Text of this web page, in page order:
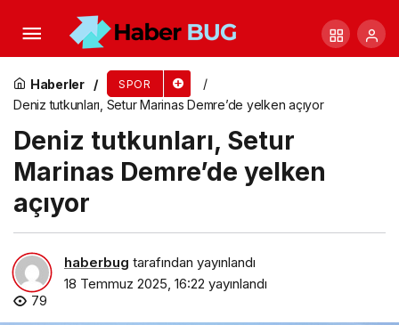
Haberler SPOR
Deniz tutkunları, Setur Marinas Demre’de yelken açıyor
Deniz tutkunları, Setur
Marinas Demre’de yelken
açıyor
haberbug tarafından yayınlandı
18 Temmuz 2025, 16:22 yayınlandı
79
İnegöl Belediyesi Yaz Spor Okullarında 1.792
Çocuk Sporla Buluştu